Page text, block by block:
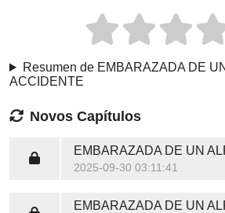
Resumen de EMBARAZADA DE
ACCIDENTE
Novos Capítulos
2025-09-30 03:11:41